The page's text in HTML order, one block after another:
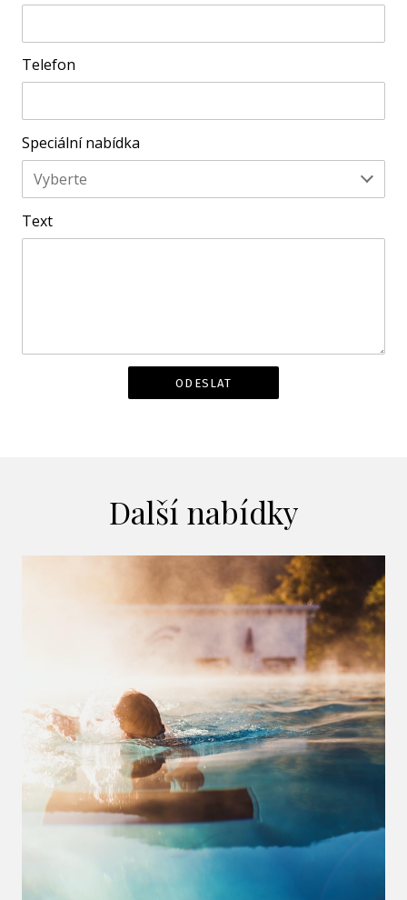
Telefon
Speciální nabídka
Vyberte
Text
ODESLAT
Další nabídky